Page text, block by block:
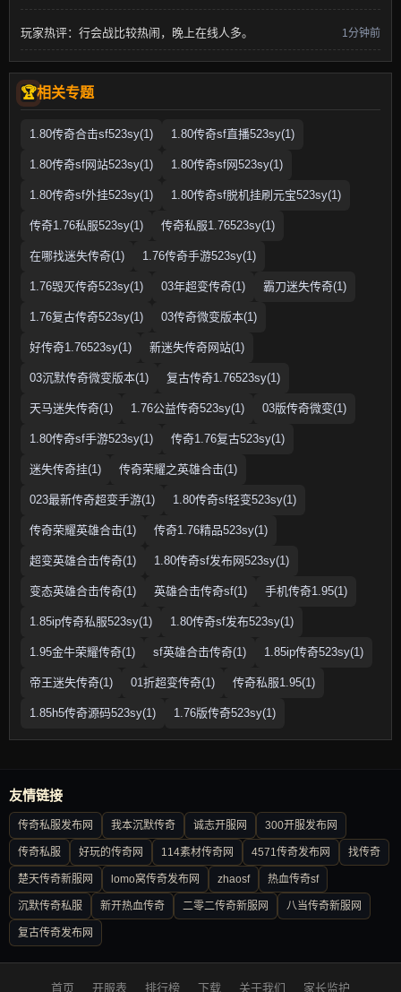
玩家热评：行会战比较热闹，晚上在线人多。 1分钟前
相关专题
1.80传奇合击sf523sy(1) 1.80传奇sf直播523sy(1)
1.80传奇sf网站523sy(1) 1.80传奇sf网523sy(1)
1.80传奇sf外挂523sy(1) 1.80传奇sf脱机挂刷元宝523sy(1)
传奇1.76私服523sy(1) 传奇私服1.76523sy(1)
在哪找迷失传奇(1) 1.76传奇手游523sy(1)
1.76毁灭传奇523sy(1) 03年超变传奇(1) 霸刀迷失传奇(1)
1.76复古传奇523sy(1) 03传奇微变版本(1)
好传奇1.76523sy(1) 新迷失传奇网站(1)
03沉默传奇微变版本(1) 复古传奇1.76523sy(1)
天马迷失传奇(1) 1.76公益传奇523sy(1) 03版传奇微变(1)
1.80传奇sf手游523sy(1) 传奇1.76复古523sy(1)
迷失传奇挂(1) 传奇荣耀之英雄合击(1)
023最新传奇超变手游(1) 1.80传奇sf轻变523sy(1)
传奇荣耀英雄合击(1) 传奇1.76精品523sy(1)
超变英雄合击传奇(1) 1.80传奇sf发布网523sy(1)
变态英雄合击传奇(1) 英雄合击传奇sf(1) 手机传奇1.95(1)
1.85ip传奇私服523sy(1) 1.80传奇sf发布523sy(1)
1.95金牛荣耀传奇(1) sf英雄合击传奇(1) 1.85ip传奇523sy(1)
帝王迷失传奇(1) 01折超变传奇(1) 传奇私服1.95(1)
1.85h5传奇源码523sy(1) 1.76版传奇523sy(1)
友情链接
传奇私服发布网 我本沉默传奇 诚志开服网 300开服发布网
传奇私服 好玩的传奇网 114素材传奇网 4571传奇发布网 找传奇
楚天传奇新服网 lomo窝传奇发布网 zhaosf 热血传奇sf
沉默传奇私服 新开热血传奇 二零二传奇新服网 八当传奇新服网
复古传奇发布网
首页 开服表 排行榜 下载 关于我们 家长监护